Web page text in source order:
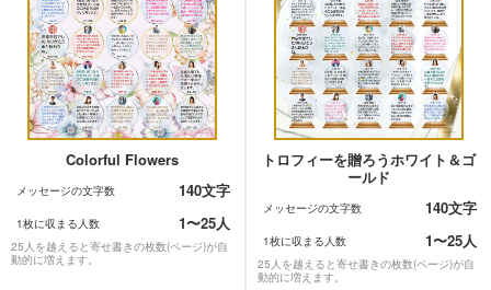
Colorful Flowers
メッセージの文字数 140文字
1枚に収まる人数 1〜25人
25人を越えると寄せ書きの枚数(ページ)が自
動的に増えます。
トロフィーを贈ろうホワイト＆ゴ
ールド
メッセージの文字数 140文字
1枚に収まる人数 1〜25人
25人を越えると寄せ書きの枚数(ページ)が自
動的に増えます。